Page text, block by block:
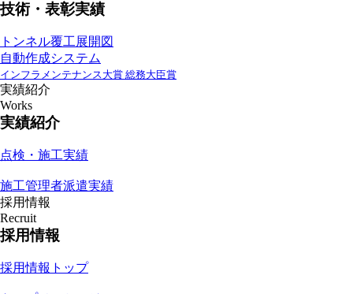
技術・表彰実績
トンネル覆工展開図
自動作成システム
インフラメンテナンス大賞 総務大臣賞
実績紹介
Works
実績紹介
点検・施工実績
施工管理者派遣実績
採用情報
Recruit
採用情報
採用情報トップ